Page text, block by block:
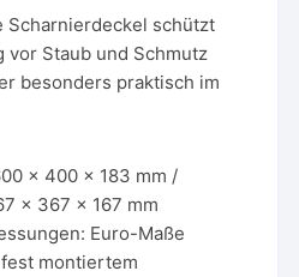
schützt
vor Staub und Schmutz
besonders praktisch im
x 400 x 183 mm /
x 367 x 167 mm
Euro-Maße
montiertem